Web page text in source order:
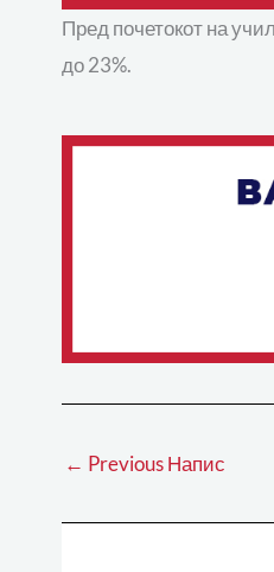
Пред почетокот на
до 23%.
← Previous Напис